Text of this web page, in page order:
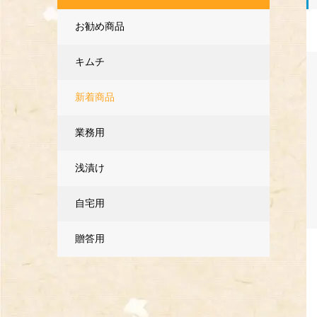
お勧め商品
キムチ
新着商品
業務用
浅漬け
自宅用
贈答用